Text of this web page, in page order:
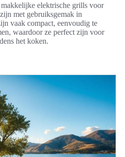
elektrische grills voor
met gebruiksgemak in
vaak compact, eenvoudig te
waardoor ze perfect zijn voor
het koken.